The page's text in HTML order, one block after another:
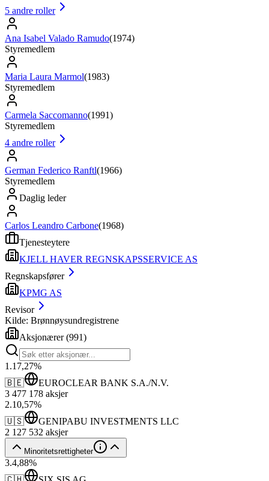
5 andre roller
Ana Isabel Valado Ramudo(1974)
Styremedlem
Maria Laura Marmol(1983)
Styremedlem
Carmela Saccomanno(1991)
Styremedlem
4 andre roller
German Federico Ranftl(1966)
Styremedlem
Daglig leder
Carlos Leandro Carbone(1968)
Tjenesteytere
KJELL HAVER REGNSKAPSSERVICE AS
Regnskapsfører
KPMG AS
Revisor
Kilde: Brønnøysundregistrene
Aksjonærer(991)
1 .17,27%
🇧🇪
EUROCLEAR BANK S.A./N.V.
3 477 178 aksjer
2.10,57%
🇺🇸
GENIPABU INVESTMENTS LLC
2 127 532 aksjer
Minoritetsrettigheter
3.4,88%